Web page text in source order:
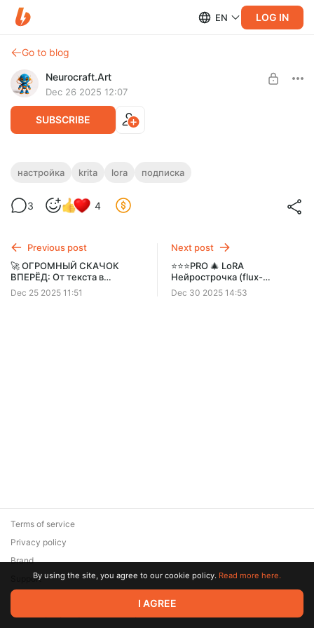
EN LOG IN
Go to blog
Neurocraft.Art
Dec 26 2025 12:07
SUBSCRIBE
⭐⭐⭐PRO Упорядочиваем и
Дополнительные настройки плагина, которые помогают
НЕЙРО-КРАФТЕР PRO
настройка krita lora подписка
3 4
Previous post
🚀 ОГРОМНЫЙ СКАЧОК
ВПЕРЁД: От текста в
картинку к картинке в
стежки
Dec 25 2025 11:51
Next post
⭐⭐⭐PRO 🎄 LoRA
Нейрострочка (flux-
emb03stich.safetensors)
Dec 30 2025 14:53
© 2026 Zaya Solutions Limited. All rights reserved. All trademarks
are the property of their respective owners.
Terms of service
Privacy policy
Brand
SupportBy using the site, you agree to our cookie policy. Read more here.
I AGREE